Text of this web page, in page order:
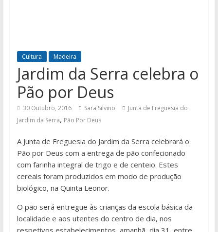
Cultura Madeira
Jardim da Serra celebra o
Pão por Deus
30 Outubro, 2016 Sara Silvino
Junta de Freguesia do
Jardim da Serra, Pão Por Deus
A Junta de Freguesia do Jardim da Serra celebrará o
Pão por Deus com a entrega de pão confecionado
com farinha integral de trigo e de centeio. Estes
cereais foram produzidos em modo de produção
biológico, na Quinta Leonor.
O pão será entregue às crianças da escola básica da
localidade e aos utentes do centro de dia, nos